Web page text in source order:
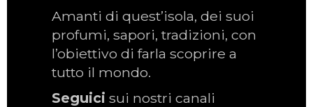
Amanti di quest’isola, dei suoi
profumi, sapori, tradizioni, con
l’obiettivo di farla scoprire a
tutto il mondo.
Seguici sui nostri canali